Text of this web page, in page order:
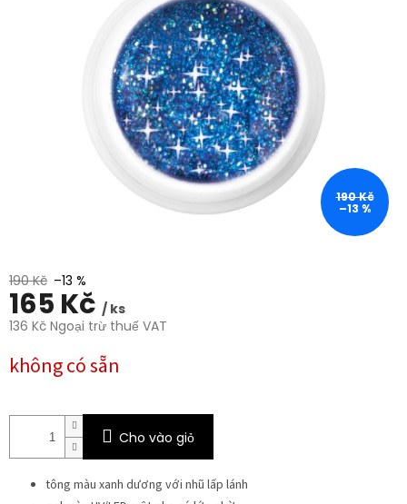
190 Kč
–13 %
190 Kč –13 %
165 Kč / ks
136 Kč Ngoại trừ thuế VAT
đo
không có sẵn
Cho vào giỏ
tông màu xanh dương với nhũ lấp lánh